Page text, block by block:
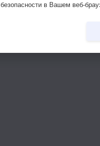
безопасности в Вашем веб-